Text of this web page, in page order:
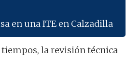
en una ITE en Calzadilla
la revisión técnica